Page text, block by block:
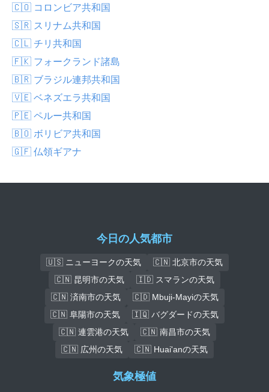
🇨🇴 コロンビア共和国
🇸🇷 スリナム共和国
🇨🇱 チリ共和国
🇫🇰 フォークランド諸島
🇧🇷 ブラジル連邦共和国
🇻🇪 ベネズエラ共和国
🇵🇪 ペルー共和国
🇧🇴 ボリビア共和国
🇬🇫 仏領ギアナ
今日の人気都市
🇺🇸 ニューヨークの天気
🇨🇳 北京市の天気
🇨🇳 昆明市の天気
🇮🇩 スマランの天気
🇨🇳 済南市の天気
🇨🇩 Mbuji-Mayiの天気
🇨🇳 阜陽市の天気
🇮🇶 バグダードの天気
🇨🇳 連雲港の天気
🇨🇳 南昌市の天気
🇨🇳 広州の天気
🇨🇳 Huai'anの天気
気象極値